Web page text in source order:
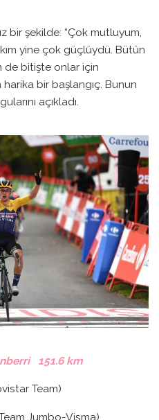
bir şekilde: “Çok mutluyum,
yine çok güçlüydü. Bütün
de bitişte onlar için
harika bir başlangıç. Bunun
açıkladı.
151.6 km
Team)
Jumbo-Visma)